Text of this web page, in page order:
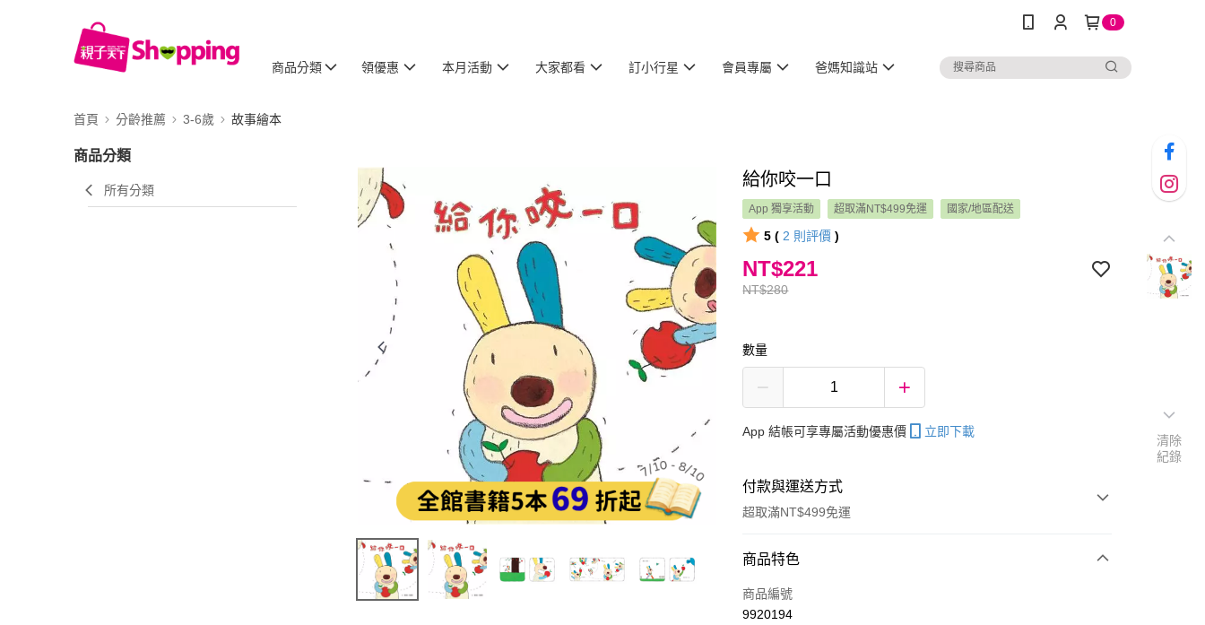
0
商品分類 領優惠 本月活動 大家都看 訂小行星 會員專屬 爸媽知識站
首頁 分齡推薦 3-6歲 故事繪本
商品分類
所有分類
給你咬一口
App 獨享活動 超取滿NT$499免運 國家/地區配送
5 ( 2 則評價 )
NT$280
NT$221
數量
App 結帳可享專屬活動優惠價 立即下載
付款與運送方式
超取滿NT$499免運
付款方式
信用卡一次付款
商品特色
商品編號
9920194
清除
紀錄